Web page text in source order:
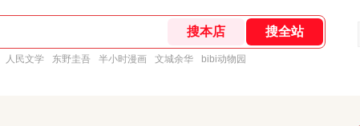
人民文学 东野圭吾 半小时漫画 文城余华 bibi动物园